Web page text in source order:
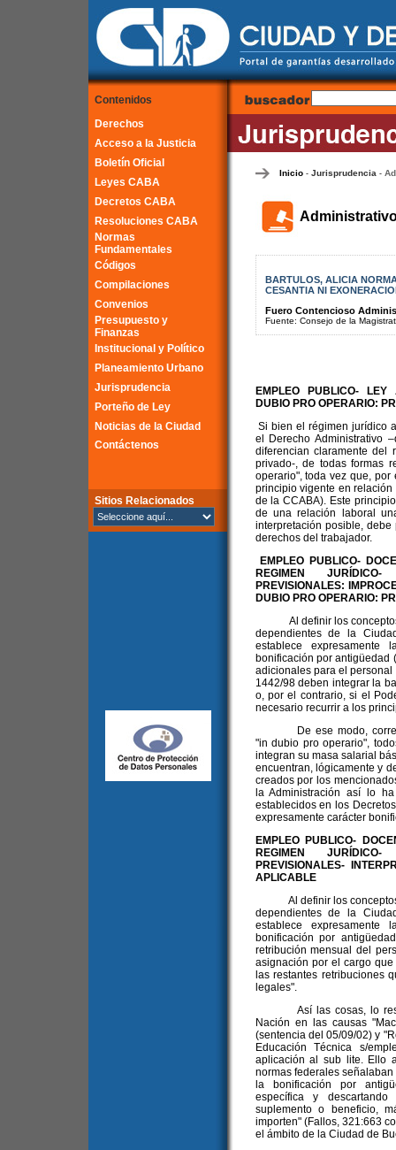
Contenidos
Derechos
Acceso a la Justicia
Boletín Oficial
Leyes CABA
Decretos CABA
Resoluciones CABA
Normas
Fundamentales
Códigos
Compilaciones
Convenios
Presupuesto y
Finanzas
Institucional y Político
Planeamiento Urbano
Jurisprudencia
Porteño de Ley
Noticias de la Ciudad
Contáctenos
Sitios Relacionados
Inicio- Jurisprudencia-
BARTULOS, ALICIA
CESANTIA NI
Fuero Contencioso
Fuente: Consejo de la
EMPLEO PUBLICO- LEY
DUBIO PRO OPERARIO:
Si bien el régimen jurídico
el Derecho Administrativo
diferencian claramente del
privado-, de todas formas
operario", toda vez que,
principio vigente en
de la CCABA). Este
de una relación laboral
interpretación posible,
derechos del trabajador.
EMPLEO PUBLICO-
REGIMEN
PREVISIONALES:
DUBIO PRO OPERARIO:
Al definir los conceptos
dependientes de la
establece
bonificación por antigüedad
adicionales para el personal
1442/98 deben integrar la
o, por el contrario, si el
necesario recurrir a los
De ese modo,
"in dubio pro operario",
integran su masa salarial
encuentran, lógicamente y
creados por los
la Administración así lo
establecidos en los
expresamente carácter
EMPLEO PUBLICO-
REGIMEN
PREVISIONALES-
APLICABLE
Al definir los conceptos
dependientes de la
establece
bonificación por
retribución mensual del
asignación por el cargo
las restantes retribuciones
legales".
Así las cosas, lo
Nación en las causas
(sentencia del 05/09/02) y
Educación Técnica s/
aplicación al sub lite. Ello
normas federales
la bonificación por
específica y
suplemento o beneficio,
importen" (Fallos, 321:663
el ámbito de la Ciudad de